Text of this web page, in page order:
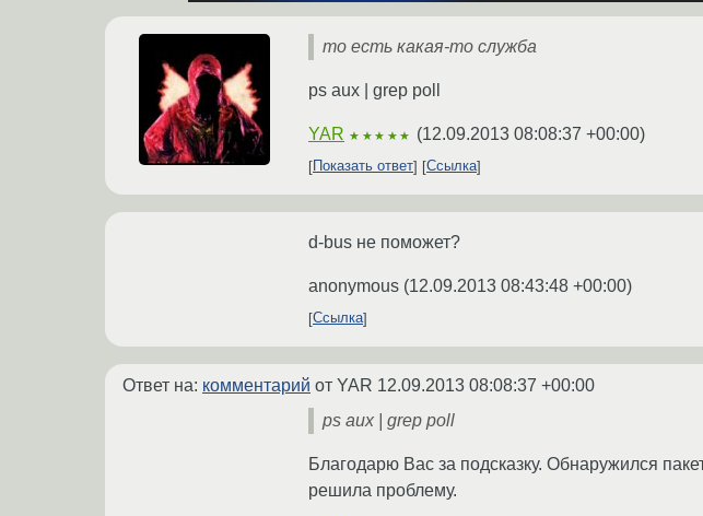
то есть какая-то служба
ps aux | grep poll
YAR ★★★★★ (12.09.2013 08:08:37 +00:00)
Показать ответ Ссылка
d-bus не поможет?
anonymous (12.09.2013 08:43:48 +00:00)
Ссылка
Ответ на: комментарий от YAR 12.09.2013 08:08:37 +00:00
ps aux | grep poll
Благодарю Вас за подсказку. Обнаружился
решила проблему.